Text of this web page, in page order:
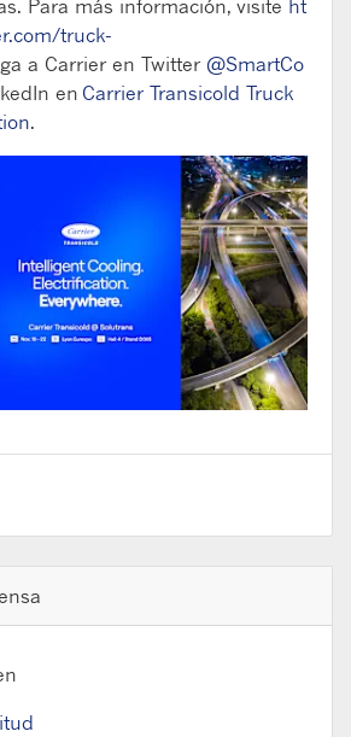
. Para más información, visite ht
.com/truck-
a Carrier en Twitter @SmartCo
en Carrier Transicold Truck
.